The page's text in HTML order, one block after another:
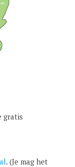
gratis
. (Je mag het